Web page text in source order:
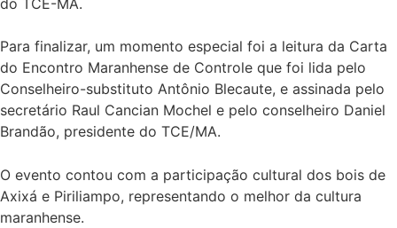
do TCE-MA.
Para finalizar, um momento especial foi a leitura da Carta
do Encontro Maranhense de Controle que foi lida pelo
Conselheiro-substituto Antônio Blecaute, e assinada pelo
secretário Raul Cancian Mochel e pelo conselheiro Daniel
Brandão, presidente do TCE/MA.
O evento contou com a participação cultural dos bois de
Axixá e Piriliampo, representando o melhor da cultura
maranhense.